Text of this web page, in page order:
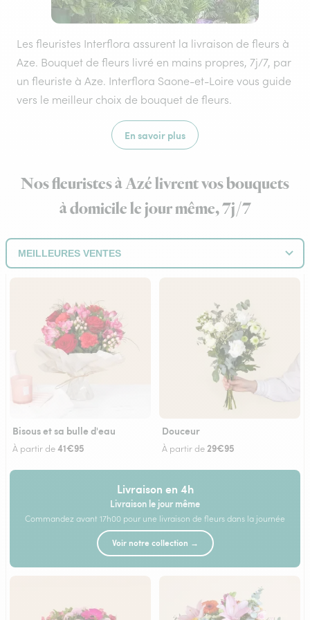
Les fleuristes Interflora assurent la livraison de fleurs à
Aze. Bouquet de fleurs livré en mains propres, 7j/7, par
un fleuriste à Aze. Interflora Saone-et-Loire vous guide
vers le meilleur choix de bouquet de fleurs.
En savoir plus
Nos fleuristes à Azé livrent vos bouquets
à domicile le jour même, 7j/7
Bisous et sa bulle d'eau
À partir de41€95
Douceur
À partir de 29€95
Livraison en 4h
Livraison le jour même
Commandez avant 17h00 pour une livraison de fleurs dans la journée
Voir notre collection →